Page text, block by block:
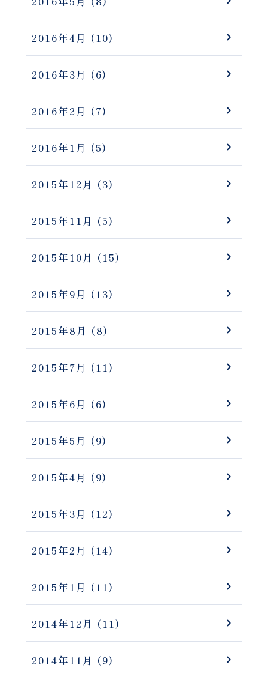
2016年4月 (10)
2016年3月 (6)
2016年2月 (7)
2016年1月 (5)
2015年12月 (3)
2015年11月 (5)
2015年10月 (15)
2015年9月 (13)
2015年8月 (8)
2015年7月 (11)
2015年6月 (6)
2015年5月 (9)
2015年4月 (9)
2015年3月 (12)
2015年2月 (14)
2015年1月 (11)
2014年12月 (11)
2014年11月 (9)